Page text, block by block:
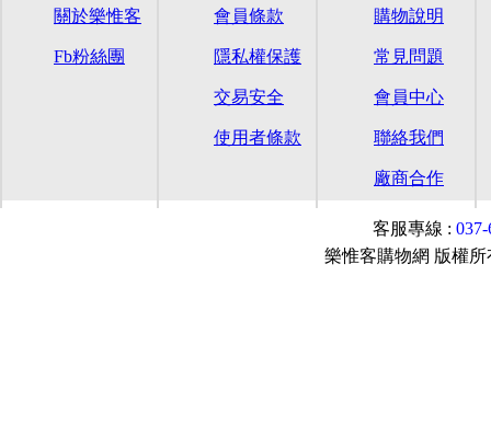
關於樂惟客
Fb粉絲團
會員條款
隱私權保護
交易安全
使用者條款
購物說明
常見問題
會員中心
聯絡我們
廠商合作
客服專線 :
樂惟客購物網 版權所